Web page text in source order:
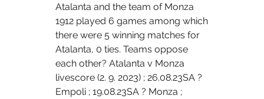
Atalanta and the team of Monza
1912 played 6 games among which
there were 5 winning matches for
Atalanta, 0 ties. Teams oppose
each other? Atalanta v Monza
livescore (2. 9. 2023) ; 26.08.23SA ?
Empoli ; 19.08.23SA ? Monza ;